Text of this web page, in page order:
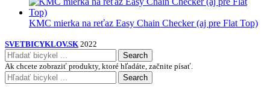
KMC mierka na reťaz Easy Chain Checker (aj pre Flat Top)
SVETBICYKLOV.SK 2022
Search
Ak chcete zobraziť produkty, ktoré hľadáte, začnite písať.
Search